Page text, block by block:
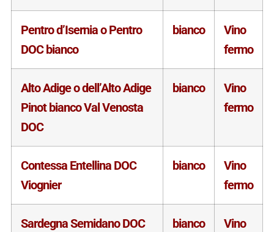
Pentro d’Isernia o Pentro
DOC bianco
bianco
Vino
fermo
Alto Adige o dell’Alto Adige
Pinot bianco Val Venosta
DOC
bianco
Vino
fermo
Contessa Entellina DOC
Viognier
bianco
Vino
fermo
Sardegna Semidano DOC bianco
Vino